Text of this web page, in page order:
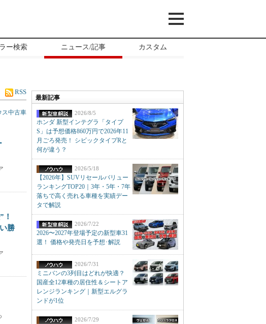
ー検索 ニュース/記事 カスタム
RSS
ス中古車
勝
最新記事
2026/8/5
ホンダ 新型インテグラ「タイプ
S」は予想価格860万円で2026年11
月ごろ発売！ シビックタイプRと
何が違う？
2026/5/18
【2026年】SUVリセールバリュー
ランキングTOP20｜3年・5年・7年
落ちで高く売れる車種を実績デー
タで解説
2026/7/22
2026〜2027年登場予定の新型車31
選！ 価格や発売日を予想･解説
2026/7/31
ミニバンの3列目はどれが快適？
国産全12車種の居住性＆シートア
レンジランキング｜新型エルグラ
ンドが1位
2026/7/29